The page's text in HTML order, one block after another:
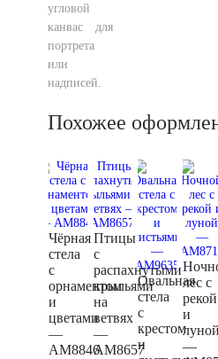
угловой
канвас для
портрета
или
надписей.
Похожее
Чёрная
стела
с
орнаментом
и
цветами
—
AM8846
Птицы
с
распахнутыми
крыльями
на
ветвях
—
AM8657
Овальная
стела
с
крестом
и
лес с
рекой
и
—